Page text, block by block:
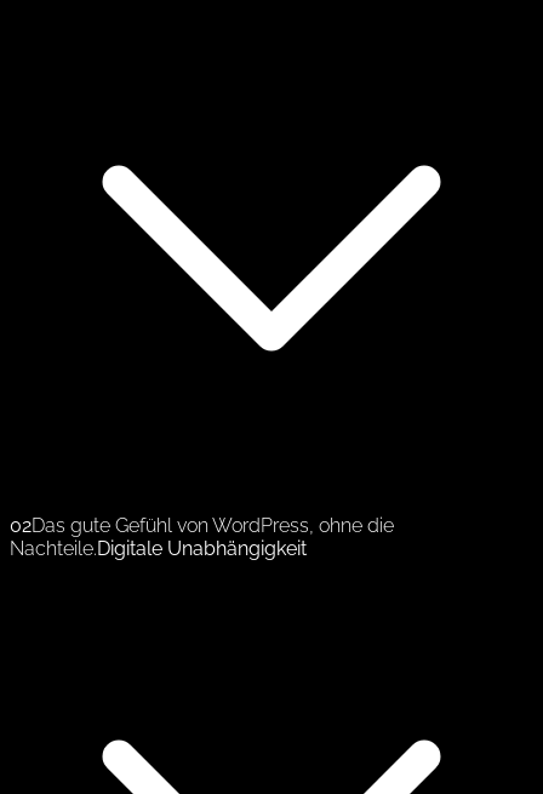
02Das gute Gefühl von WordPress, ohne die
Nachteile.Digitale Unabhängigkeit